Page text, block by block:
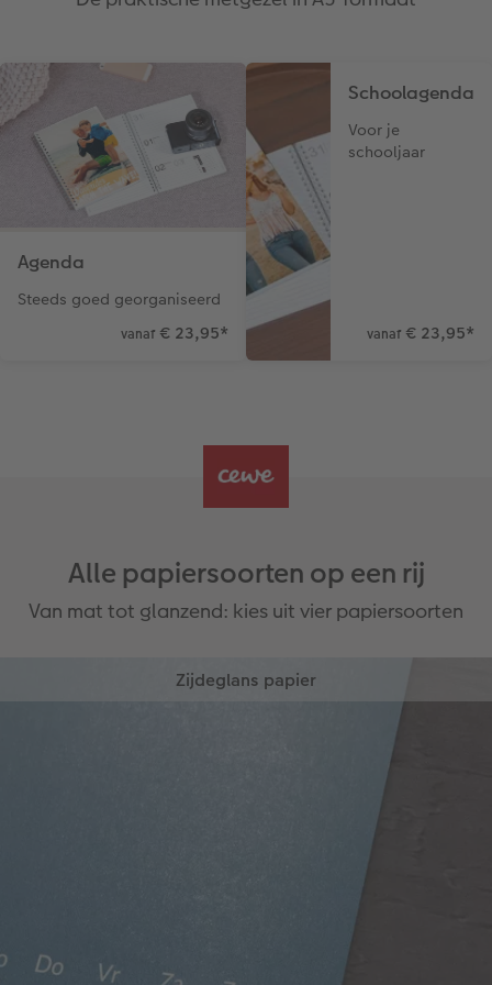
Agenda
Steeds goed georganiseerd
vanaf € 23,95*
Schoolagenda
Voor je
schooljaar
vanaf € 23,95*
Alle papiersoorten op een rij
Van mat tot glanzend: kies uit vier papiersoorten